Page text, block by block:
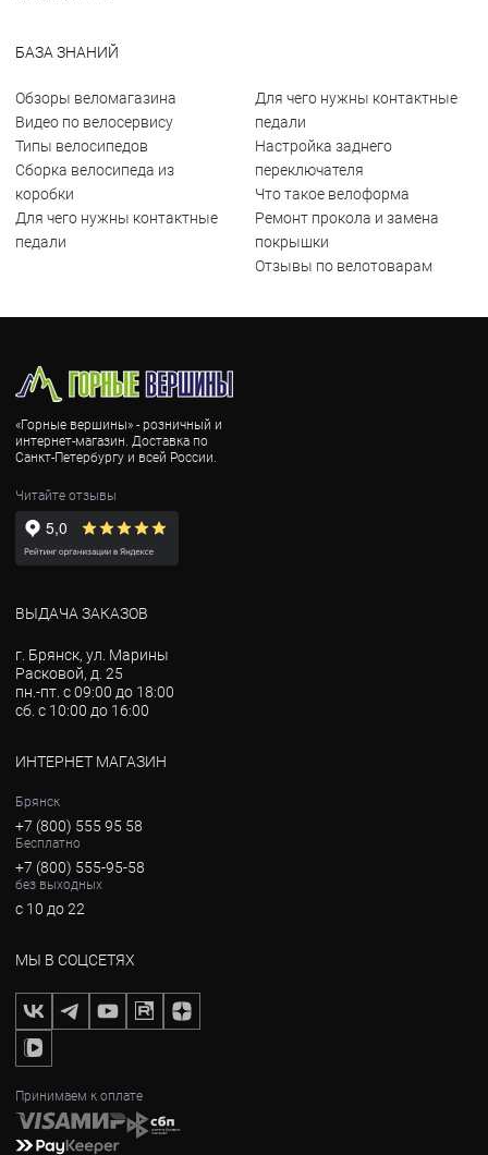
БАЗА ЗНАНИЙ
Обзоры веломагазина
Видео по велосервису
Типы велосипедов
Сборка велосипеда из
коробки
Для чего нужны контактные
педали
Для чего нужны контактные
педали
Настройка заднего
переключателя
Что такое велоформа
Ремонт прокола и замена
покрышки
Отзывы по велотоварам
«Горные вершины» - розничный и
интернет-магазин. Доставка по
Санкт-Петербургу и всей России.
Читайте отзывы
ВЫДАЧА ЗАКАЗОВ
г. Брянск, ул. Марины
Расковой, д. 25
пн.-пт. с 09:00 до 18:00
сб. с 10:00 до 16:00
ИНТЕРНЕТ МАГАЗИН
Брянск
+7 (800) 555 95 58
Бесплатно
+7 (800) 555-95-58
без выходных
с 10 до 22
МЫ В СОЦСЕТЯХ
Принимаем к оплате